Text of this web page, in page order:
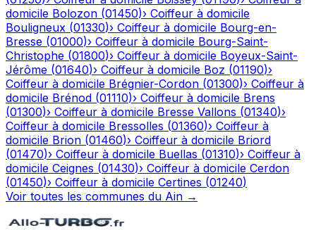
domicile Bolozon (01450)› Coiffeur à domicile
Bouligneux (01330)› Coiffeur à domicile Bourg-en-
Bresse (01000)› Coiffeur à domicile Bourg-Saint-
Christophe (01800)› Coiffeur à domicile Boyeux-Saint-
Jérôme (01640)› Coiffeur à domicile Boz (01190)›
Coiffeur à domicile Brégnier-Cordon (01300)› Coiffeur à
domicile Brénod (01110)› Coiffeur à domicile Brens
(01300)› Coiffeur à domicile Bresse Vallons (01340)›
Coiffeur à domicile Bressolles (01360)› Coiffeur à
domicile Brion (01460)› Coiffeur à domicile Briord
(01470)› Coiffeur à domicile Buellas (01310)› Coiffeur à
domicile Ceignes (01430)› Coiffeur à domicile Cerdon
(01450)› Coiffeur à domicile Certines (01240)
Voir toutes les communes du Ain →